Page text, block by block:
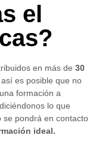
el
en más de 30
es posible que no
formación a
lo que
se pondrá en contacto
ideal.